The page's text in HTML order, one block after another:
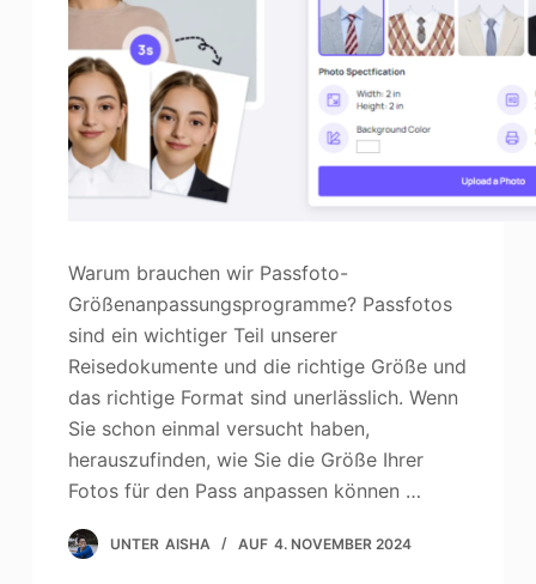
Warum brauchen wir Passfoto-
Größenanpassungsprogramme? Passfotos
sind ein wichtiger Teil unserer
Reisedokumente und die richtige Größe und
das richtige Format sind unerlässlich. Wenn
Sie schon einmal versucht haben,
herauszufinden, wie Sie die Größe Ihrer
Fotos für den Pass anpassen können …
UNTER AISHA AUF 4. NOVEMBER 2024